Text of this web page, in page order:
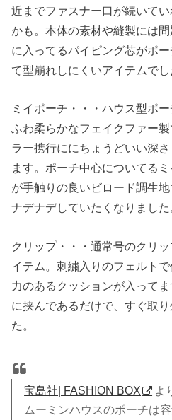
近までファスナー口が続いて
かも。本体の素材や縫製には
に入ってるパイピング芯がポ
て型崩れしにくいアイテムでし
ミイポーチ・・・ハウス型ポ
ふわ柔らかなフェイクファー
ラー携行ににちょうどいい深
ます。ポーチ中心についてる
が手触りの良いビロード調生
ナデナデしていたくなりました
クリップ・・・通常号のクリ
イテム。刺繍入りのフェルト
力のあるクッションが入って
に挟んであるだけで、すぐ取り
た。
宝島社| FASHION BOX
よ
ムーミンハウスのポーチは